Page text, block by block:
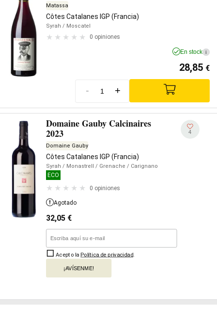
Matassa
Côtes Catalanes IGP (Francia)
Syrah / Moscatel
0 opiniones
En stock i
28,85 €
- +
Domaine Gauby Calcinaires
2023
Domaine Gauby
Côtes Catalanes IGP (Francia)
Syrah / Monastrell / Grenache / Carignano
ECO
0 opiniones
4
Agotado
32,05 €
Acepto la Política de privacidad
¡AVÍSENME!